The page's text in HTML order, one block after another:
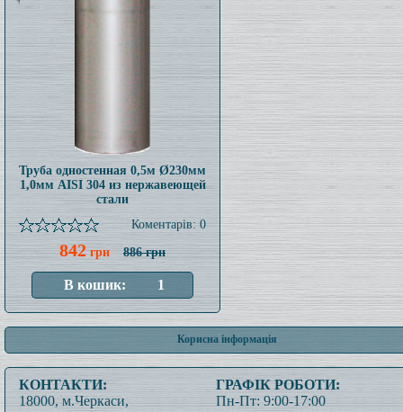
Труба одностенная 0,5м Ø230мм
1,0мм AISI 304 из нержавеющей
стали
Коментарів: 0
842 грн 886 грн
Корисна інформація
КОНТАКТИ:
18000, м.Черкаси,
ГРАФІК РОБОТИ:
Пн-Пт: 9:00-17:00